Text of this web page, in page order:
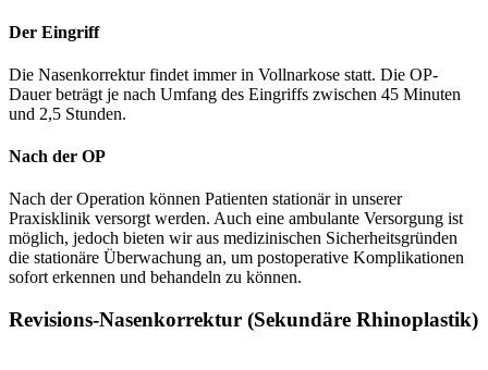
Der Eingriff
Die Nasenkorrektur findet immer in Vollnarkose statt. Die OP-
Dauer beträgt je nach Umfang des Eingriffs zwischen 45 Minuten
und 2,5 Stunden.
Nach der OP
Nach der Operation können Patienten stationär in unserer
Praxisklinik versorgt werden. Auch eine ambulante Versorgung ist
möglich, jedoch bieten wir aus medizinischen Sicherheitsgründen
die stationäre Überwachung an, um postoperative Komplikationen
sofort erkennen und behandeln zu können.
Revisions-Nasenkorrektur (Sekundäre Rhinoplastik)